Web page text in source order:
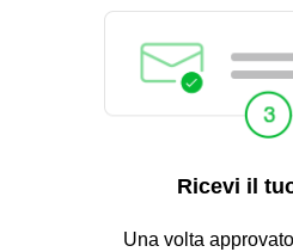
Ricevi il
Una volta